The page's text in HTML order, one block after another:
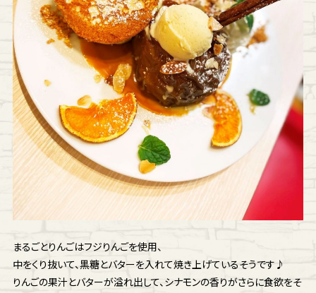
まるごとりんごはフジりんごを使用、
中をくり抜いて、黒糖とバターを入れて焼き上げているそうです♪
りんごの果汁とバターが溢れ出して、シナモンの香りがさらに食欲をそ